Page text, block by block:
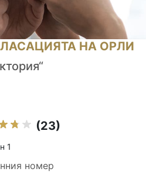
НА ОРЛИ
(23)
1
номер